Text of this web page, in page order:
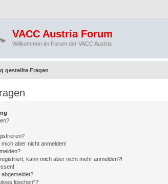
VACC Austria Forum
Willkommen im Forum der VACC Austria
gestellte Fragen
aber nicht anmelden!
kann mich aber nicht mehr anmelden?!
löschen“?